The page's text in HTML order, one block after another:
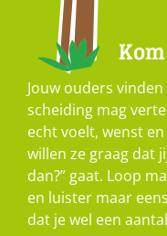
Jouw ouders
scheiding mag
echt voelt, wenst
willen ze graag dat
dan?” gaat. Loop
en luister maar
dat je wel een